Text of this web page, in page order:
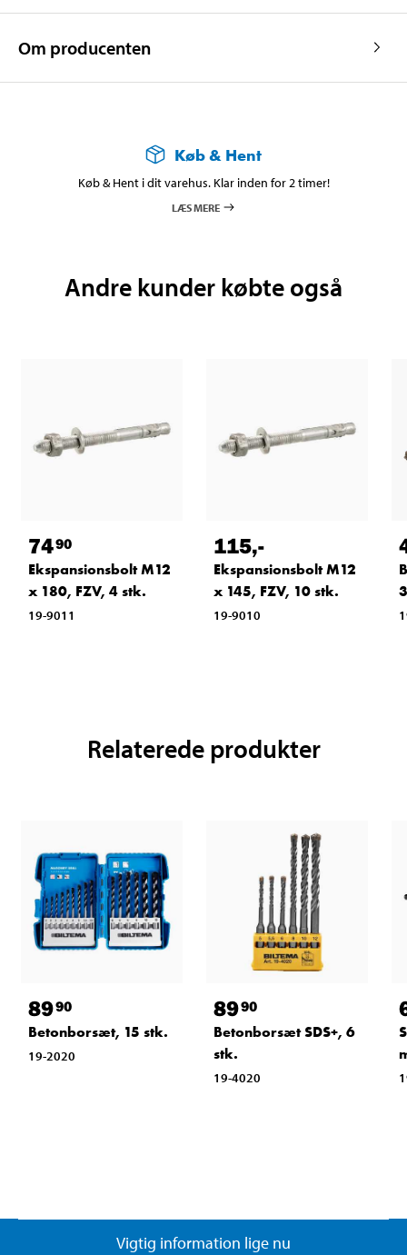
Om producenten
Køb & Hent
Køb & Hent i dit varehus. Klar inden for 2 timer!
LÆS MERE
Andre kunder købte også
7490
Ekspansionsbolt M12
x 180, FZV, 4 stk.
19-9011
115,-
Ekspansionsbolt M12
x 145, FZV, 10 stk.
19-9010
Relaterede produkter
8990
Betonborsæt, 15 stk.
19-2020
8990
Betonborsæt SDS+, 6
stk.
19-4020
Vigtig information lige nu